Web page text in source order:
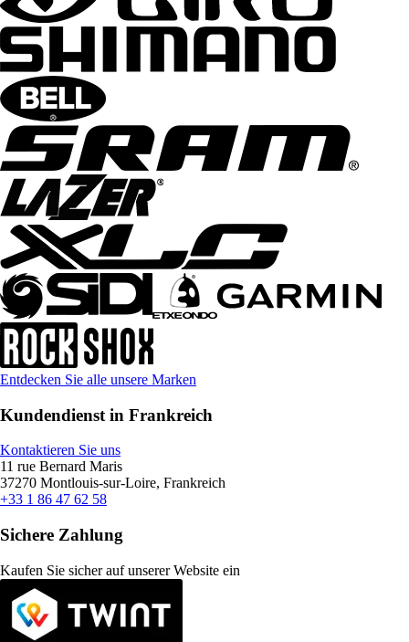
Entdecken Sie alle unsere Marken
Kundendienst in Frankreich
Kontaktieren Sie uns
11 rue Bernard Maris
37270 Montlouis-sur-Loire, Frankreich
+33 1 86 47 62 58
Sichere Zahlung
Kaufen Sie sicher auf unserer Website ein